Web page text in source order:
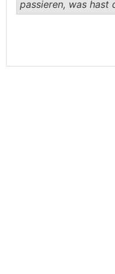
passieren, was hast